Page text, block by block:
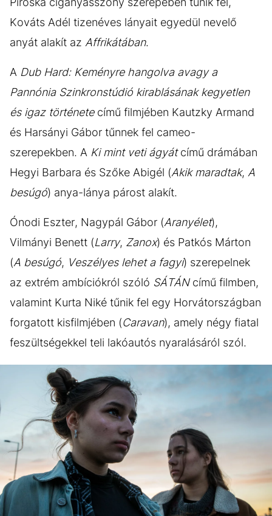
Kováts Adél tizenéves lányait egyedül nevelő
anyát alakít az Affrikátában.
A Dub Hard: Keményre hangolva avagy a
Pannónia Szinkronstúdió kirablásának kegyetlen
és igaz történetecímű filmjében Kautzky Armand
és Harsányi Gábor tűnnek fel cameo-
szerepekben. A Ki mint veti ágyátcímű drámában
Hegyi Barbara és Szőke Abigél (Akik maradtak, A
besúgó) anya-lánya párost alakít.
Ónodi Eszter, Nagypál Gábor (Aranyélet),
Vilmányi Benett (Larry, Zanox) és Patkós Márton
(A besúgó, Veszélyes lehet a fagyi) szerepelnek
az extrém ambíciókról szóló SÁTÁNcímű filmben,
valamint Kurta Niké tűnik fel egy Horvátországban
forgatott kisfilmjében (Caravan), amely négy fiatal
feszültségekkel teli lakóautós nyaralásáról szól.